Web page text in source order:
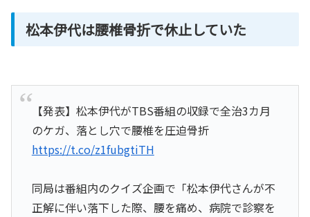
松本伊代は腰椎骨折で休止していた
【発表】松本伊代がTBS番組の収録で全治3カ月
のケガ、落とし穴で腰椎を圧迫骨折
https://t.co/z1fubgtiTH
同局は番組内のクイズ企画で「松本伊代さんが不
正解に伴い落下した際、腰を痛め、病院で診察を